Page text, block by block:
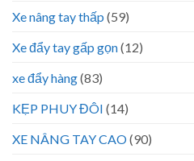
Xe nâng tay thấp (59)
Xe đẩy tay gấp gọn(12)
xe đẩy hàng(83)
KẸP PHUY ĐÔI (14)
XE NÂNG TAY CAO(90)